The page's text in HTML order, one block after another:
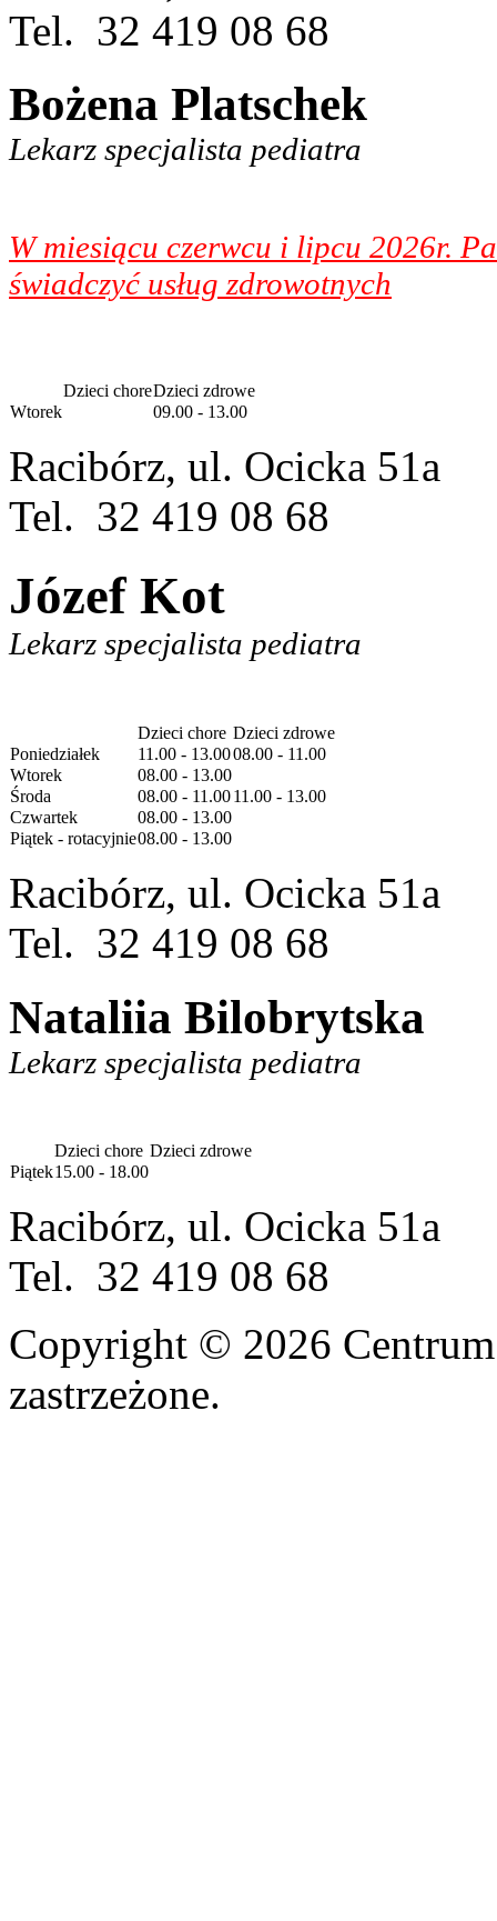
Tel. 32 419 08 68
Bożena Platschek
Lekarz specjalista pediatra
W miesiącu czerwcu i lipcu 2026r.
świadczyć usług zdrowotnych
Dzieci choreDzieci zdrowe
Wtorek
09.00 - 13.00
Racibórz, ul. Ocicka 51a
Tel. 32 419 08 68
Józef Kot
Lekarz specjalista pediatra
Dzieci chore Dzieci zdrowe
Poniedziałek
11.00 - 13.0008.00 - 11.00
Wtorek
08.00 - 13.00
Środa
08.00 - 11.0011.00 - 13.00
Czwartek
08.00 - 13.00
Piątek - rotacyjnie08.00 - 13.00
Racibórz, ul. Ocicka 51a
Tel. 32 419 08 68
Nataliia Bilobrytska
Lekarz specjalista pediatra
Dzieci chore Dzieci zdrowe
Piątek15.00 - 18.00
Racibórz, ul. Ocicka 51a
Tel. 32 419 08 68
Copyright © 2026
zastrzeżone.